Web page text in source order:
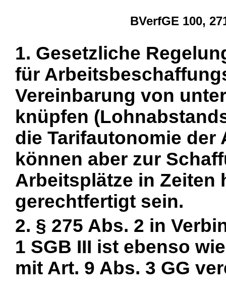
BVerfGE 100,
1. Gesetzliche
für
Vereinbarung von
knüpfen
die Tarifautonomie
können aber zur
Arbeitsplätze in
gerechtfertigt sein.
2. § 275 Abs. 2 in
1 SGB III ist ebenso
mit Art. 9 Abs. 3 GG